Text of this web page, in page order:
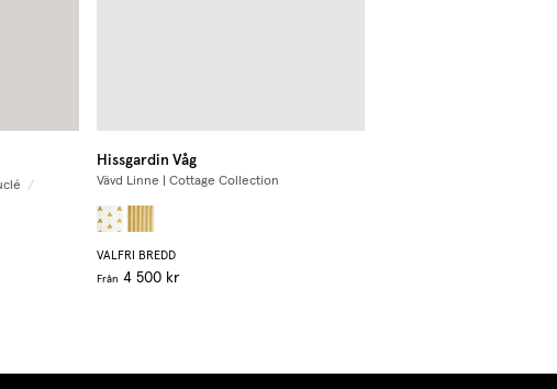
/
Hissgardin Våg
Vävd Linne | Cottage Collection
VALFRI BREDD
Från 4 500 kr